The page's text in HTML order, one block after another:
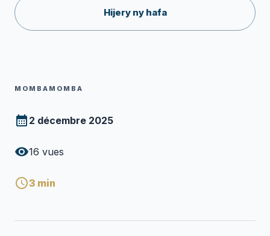
Hijery ny hafa
MOMBAMOMBA
2 décembre 2025
16 vues
3 min